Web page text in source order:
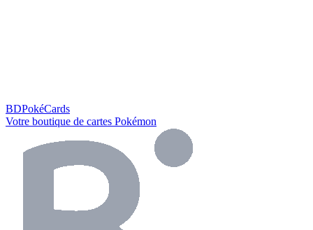
BDPokéCards
Votre boutique de cartes Pokémon